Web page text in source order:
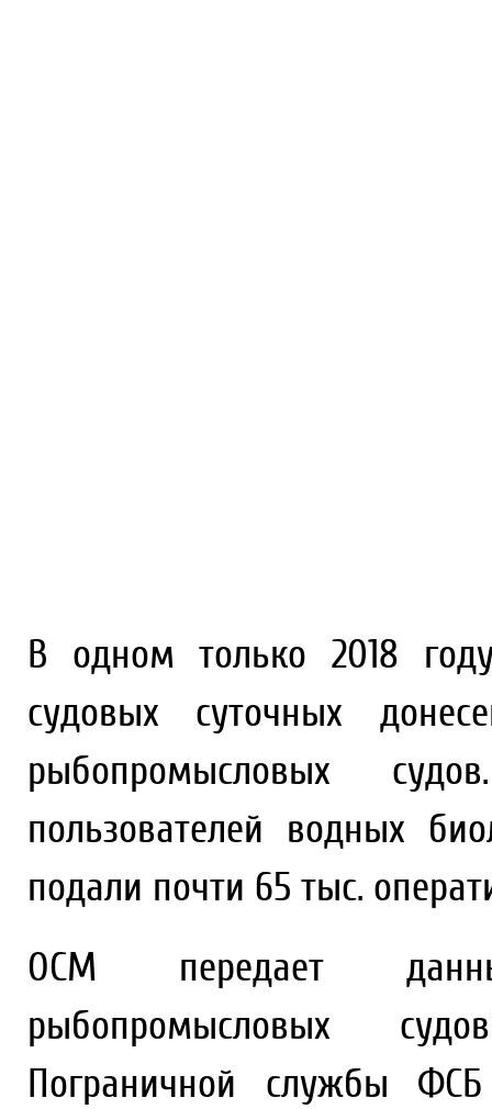
В одном только 2018
судовых суточных
рыбопромысловых
пользователей водных
подали почти 65 тыс.
ОСМ передает
рыбопромысловых
Пограничной службы